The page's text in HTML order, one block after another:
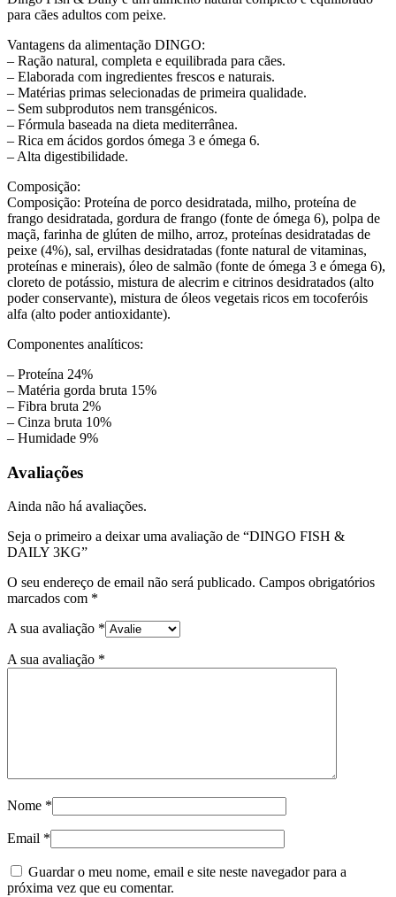
para cães adultos com peixe.
Vantagens da alimentação DINGO:
– Ração natural, completa e equilibrada para cães.
– Elaborada com ingredientes frescos e naturais.
– Matérias primas selecionadas de primeira qualidade.
– Sem subprodutos nem transgénicos.
– Fórmula baseada na dieta mediterrânea.
– Rica em ácidos gordos ómega 3 e ómega 6.
– Alta digestibilidade.
Composição:
Composição: Proteína de porco desidratada, milho, proteína de
frango desidratada, gordura de frango (fonte de ómega 6), polpa de
maçã, farinha de glúten de milho, arroz, proteínas desidratadas de
peixe (4%), sal, ervilhas desidratadas (fonte natural de vitaminas,
proteínas e minerais), óleo de salmão (fonte de ómega 3 e ómega 6),
cloreto de potássio, mistura de alecrim e citrinos desidratados (alto
poder conservante), mistura de óleos vegetais ricos em tocoferóis
alfa (alto poder antioxidante).
Componentes analíticos:
– Proteína 24%
– Matéria gorda bruta 15%
– Fibra bruta 2%
– Cinza bruta 10%
– Humidade 9%
Avaliações
Ainda não há avaliações.
Seja o primeiro a deixar uma avaliação de “DINGO FISH &
DAILY 3KG”
O seu endereço de email não será publicado. Campos obrigatórios
marcados com *
A sua avaliação *
A sua avaliação *
Nome *
Email *
Guardar o meu nome, email e site neste navegador para a
próxima vez que eu comentar.